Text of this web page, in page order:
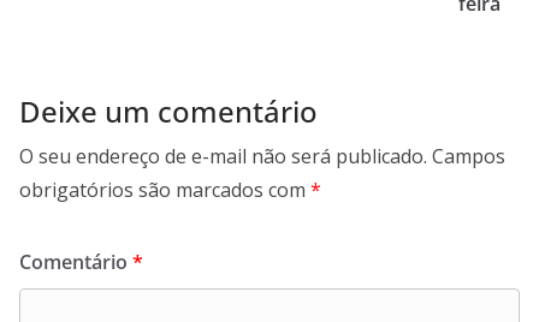
Deixe um comentário
O seu endereço de e-mail não será publicado. Campos
obrigatórios são marcados com *
Comentário *